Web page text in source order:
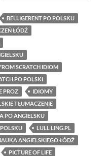
BELLIGERENT PO POLSKU
ŁÓDŹ
SCRATCH IDIOM
PO POLSKI
PROZ
IDIOMY
TŁUMACZENIE
PO ANGIELSKU
LULL LING.PL
ANGIELSKIEGO ŁÓDŹ
PICTURE OF LIFE